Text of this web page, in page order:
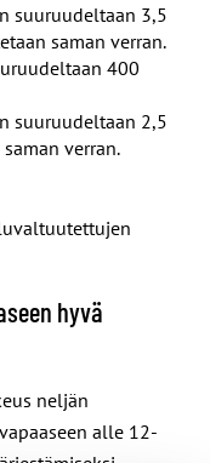
suuruudeltaan 3,5
saman verran.​
400
suuruudeltaan 2,5
verran.​
hyvä
neljän
alle 12-